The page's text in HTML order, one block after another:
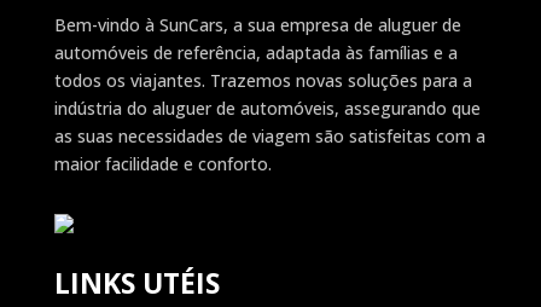
Bem-vindo à SunCars, a sua empresa de aluguer de
automóveis de referência, adaptada às famílias e a
todos os viajantes. Trazemos novas soluções para a
indústria do aluguer de automóveis, assegurando que
as suas necessidades de viagem são satisfeitas com a
maior facilidade e conforto.
LINKS UTÉIS